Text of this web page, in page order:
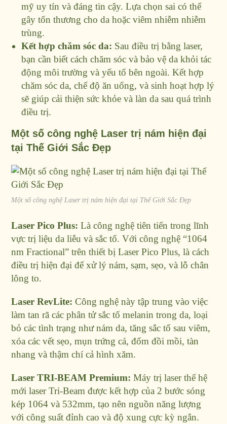
mỹ uy tín và đáng tin cậy. Lựa chọn sai có thể
gây tổn thương cho da hoặc viêm nhiễm nhiễm
trùng.
Kết hợp chăm sóc da: Sau điều trị bằng laser,
bạn cần biết cách chăm sóc và bảo vệ da khỏi tác
động môi trường và yếu tố bên ngoài. Kết hợp
chăm sóc da, chế độ ăn uống, và sinh hoạt hợp lý
sẽ giúp cải thiện sức khỏe và làn da sau quá trình
điều trị.
Một số công nghệ Laser trị nám hiện đại
tại Thế Giới Sắc Đẹp
Một số công nghệ Laser trị nám hiện đại tại Thế Giới Sắc Đẹp
Laser Pico Plus: Là công nghệ tiên tiến trong lĩnh
vực trị liệu da liễu và sắc tố. Với công nghệ “1064
nm Fractional” trên thiết bị Laser Pico Plus, là cách
điều trị hiện đại để xử lý nám, sạm, sẹo, và lỗ chân
lông to.
Laser RevLite:Công nghệ này tập trung vào việc
làm tan rã các phân tử sắc tố melanin trong da, loại
bỏ các tình trạng như nám da, tăng sắc tố sau viêm,
xóa các vết sẹo, mụn trứng cá, đốm đồi mồi, tàn
nhang và thậm chí cả hình xăm.
Laser TRI-BEAM Premium:Máy trị laser thế hệ
mới laser Tri-Beam được kết hợp của 2 bước sóng
kép 1064 và 532mm, tạo nên nguồn năng lượng
với công suất đỉnh cao và độ xung cực kỳ ngắn.